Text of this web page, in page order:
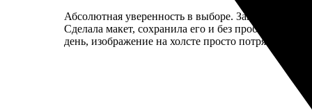
Абсолютная уверенность в выборе. Заказала
Сделала макет, сохранила его и без проблем
день, изображение на холсте просто